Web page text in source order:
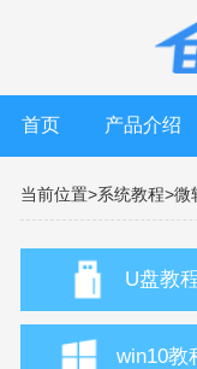
首页 产品介绍
当前位置>系统教程>
U盘教
win10教